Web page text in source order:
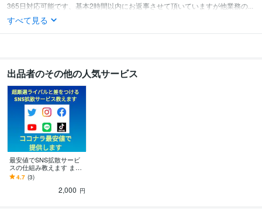
365日対応可能です、基本2時間以内にお返事させて頂いていますが他業務の...
すべて見る
出品者のその他の人気サービス
最安値でSNS拡散サービ
スの仕組み教えます まだ
実績が少ない為誰よりも
安く丁寧にご案内させて
4.7 (3)
2,000 円